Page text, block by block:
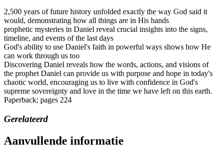
2,500 years of future history unfolded exactly the way God said it
would, demonstrating how all things are in His hands
prophetic mysteries in Daniel reveal crucial insights into the signs,
timeline, and events of the last days
God's ability to use Daniel's faith in powerful ways shows how He
can work through us too
Discovering Daniel reveals how the words, actions, and visions of
the prophet Daniel can provide us with purpose and hope in today's
chaotic world, encouraging us to live with confidence in God's
supreme sovereignty and love in the time we have left on this earth.
Paperback; pages 224
Gerelateerd
Aanvullende informatie